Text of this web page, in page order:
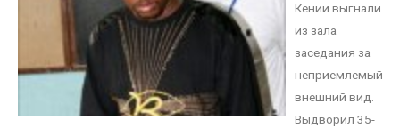
Кении выгнали
из зала
заседания за
неприемлемый
внешний вид.
Выдворил 35-